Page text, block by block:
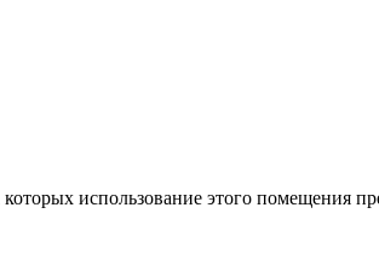
использование этого помещения